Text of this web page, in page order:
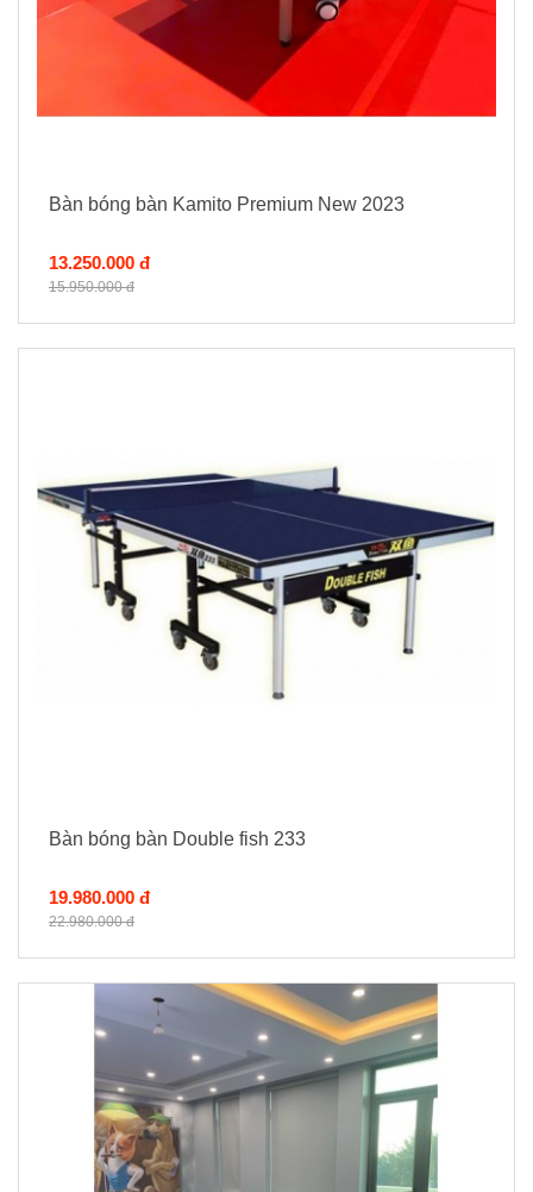
Bàn bóng bàn Kamito Premium New 2023
13.250.000 đ
15.950.000 đ
Bàn bóng bàn Double fish 233
19.980.000 đ
22.980.000 đ